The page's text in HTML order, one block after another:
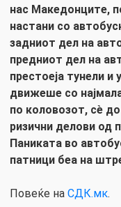
нас Македонците,
настани со
задниот дел на
предниот дел на
престоеја тунели и
движеше со
по коловозот, сè
ризични делови од
Паниката во
патници беа на
Повеќе на СДК.мк.